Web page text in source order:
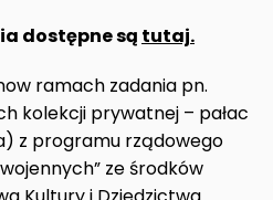
dostępne są tutaj.
ramach zadania pn.
kolekcji prywatnej – pałac
z programu rządowego
ze środków